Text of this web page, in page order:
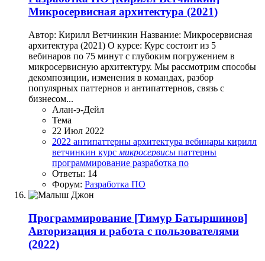
Микросервисная архитектура (2021)
Автор: Кирилл Ветчинкин Название: Микросервисная
архитектура (2021) О курсе: Курс состоит из 5
вебинаров по 75 минут с глубоким погружением в
микросервисную архитектуру. Мы рассмотрим способы
декомпозиции, изменения в командах, разбор
популярных паттернов и антипаттернов, связь с
бизнесом...
Алан-э-Дейл
Тема
22 Июл 2022
2022 антипаттерны архитектура вебинары кирилл
ветчинкин курс микросервисы паттерны
программирование разработка по
Ответы: 14
Форум: Разработка ПО
Программирование [Тимур Батыршинов]
Авторизация и работа с пользователями
(2022)